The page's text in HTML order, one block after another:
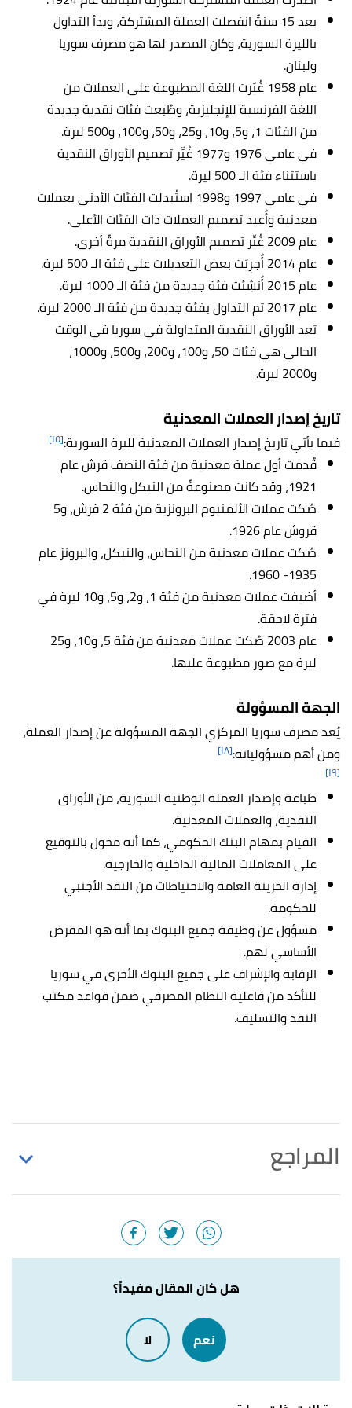
بعد 15 سنةً انفصلت العملة المشتركة، وبدأ التداول
بالليرة السورية، وكان المصدر لها هو مصرف سوريا
ولبنان.
عام 1958 غُيّرت اللغة المطبوعة على العملات من
اللغة الفرنسية للإنجليزية، وطُبعت فئات نقدية جديدة
من الفئات 1، و5، و10، و25، و50، و100، و500 ليرة.
في عامي 1976 و1977 غُيِّر تصميم الأوراق النقدية
باستثناء فئة الـ 500 ليرة.
في عامي 1997 و1998 استُبدلت الفئات الأدنى بعملات
معدنية وأُعيد تصميم العملات ذات الفئات الأعلى.
عام 2009 غُيِّر تصميم الأوراق النقدية مرةً أخرى.
عام 2014 أُجرِيَت بعض التعديلات على فئة الـ 500 ليرة.
عام 2015 أُنشِئت فئة جديدة من فئة الـ 1000 ليرة.
عام 2017 تم التداول بفئة جديدة من فئة الـ 2000 ليرة.
تعد الأوراق النقدية المتداولة في سوريا في الوقت
الحالي هي فئات 50، و100، و200، و500، و1000،
و2000 ليرة.
تاريخ إصدار العملات المعدنية
فيما يأتي تاريخ إصدار العملات المعدنية لليرة السورية:[١٥]
قُدمت أول عملة معدنية من فئة النصف قرش عام
1921، وقد كانت مصنوعةً من النيكل والنحاس.
صُكت عملات الألمنيوم البرونزية من فئة 2 قرش، و5
قروش عام 1926.
صُكت عملات معدنية من النحاس، والنيكل، والبرونز عام
1935- 1960.
أضيفت عملات معدنية من فئة 1، و2، و5، و10 ليرة في
فترة لاحقة.
عام 2003 صُكت عملات معدنية من فئة 5، و10، و25
ليرة مع صور مطبوعة عليها.
الجهة المسؤولة
يُعد مصرف سوريا المركزي الجهة المسؤولة عن إصدار العملة،
ومن أهم مسؤولياته:[١٨]
[١٩]
طباعة وإصدار العملة الوطنية السورية، من الأوراق
النقدية، والعملات المعدنية.
القيام بمهام البنك الحكومي، كما أنه مخول بالتوقيع
على المعاملات المالية الداخلية والخارجية.
إدارة الخزينة العامة والاحتياطات من النقد الأجنبي
للحكومة.
مسؤول عن وظيفة جميع البنوك بما أنه هو المقرض
الأساسي لهم.
الرقابة والإشراف على جميع البنوك الأخرى في سوريا
للتأكد من فاعلية النظام المصرفي ضمن قواعد مكتب
النقد والتسليف.
المراجع
Retrieved 26/12/2020. Edited.
↑
"What Is the Currency of Syria?"
,worldatlas,
Retrieved 26/12/2020. Edited.
Retrieved 26/12/2020. Edited.
↑
"Countries that use the Syrian Pound"
,worlddata,
هل كان المقال مفيداً؟
نعم لا